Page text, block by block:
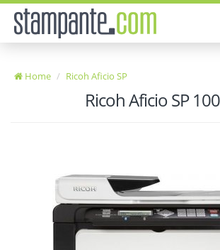
Home Ricoh Aficio SP
Ricoh Aficio SP